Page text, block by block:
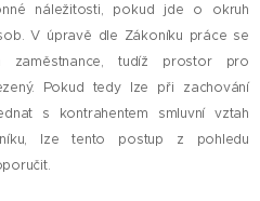
náležitosti, pokud jde o okruh
V úpravě dle Zákoníku práce se
zaměstnance, tudíž prostor pro
Pokud tedy lze při zachování
s kontrahentem smluvní vztah
lze tento postup z pohledu